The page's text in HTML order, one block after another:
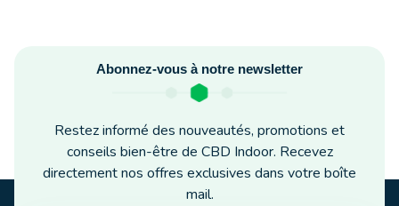
Abonnez-vous à notre newsletter
Restez informé des nouveautés, promotions et
conseils bien-être de CBD Indoor. Recevez
directement nos offres exclusives dans votre boîte
mail.